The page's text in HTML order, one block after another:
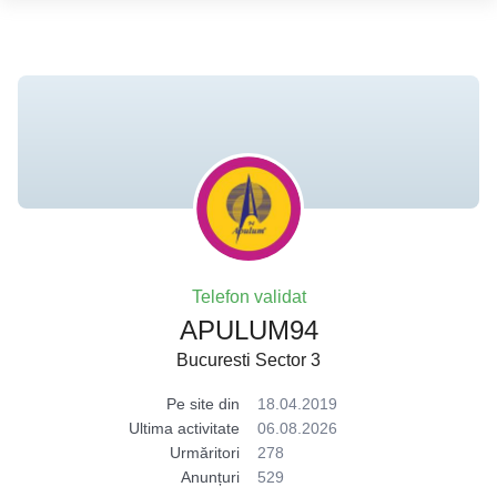
Telefon validat
APULUM94
Bucuresti Sector 3
Pe site din
18.04.2019
Ultima activitate
06.08.2026
Urmăritori
278
Anunțuri
529